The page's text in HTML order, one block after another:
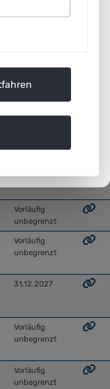
Vorläufig
unbegrenzt
Vorläufig
unbegrenzt
31.12.2027
Vorläufig
unbegrenzt
Vorläufig
unbegrenzt